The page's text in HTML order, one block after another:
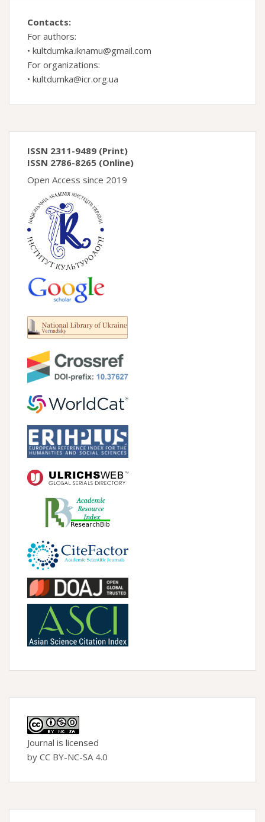
Contacts:
For authors:
• kultdumka.iknamu@gmail.com
For organizations:
• kultdumka@icr.org.ua
ISSN 2311-9489 (Print)
ISSN 2786-8265 (Online)
Open Access since 2019
Journal is licensed
by CC BY-NC-SA 4.0